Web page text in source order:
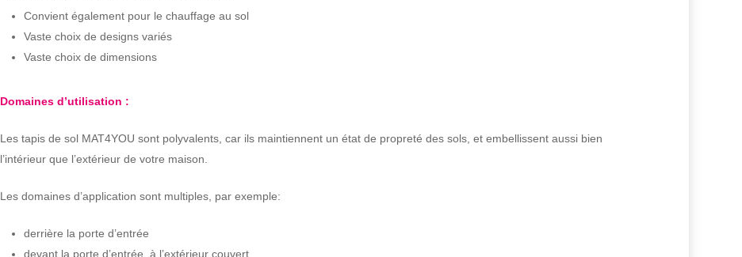
Convient également pour le chauffage au sol
Vaste choix de designs variés
Vaste choix de dimensions
Domaines d’utilisation :
Les tapis de sol MAT4YOU sont polyvalents, car ils maintiennent un état de propreté des sols, et embellissent aussi bien
l’intérieur que l’extérieur de votre maison.
Les domaines d’application sont multiples, par exemple:
derrière la porte d’entrée
devant la porte d’entrée, à l’extérieur couvert